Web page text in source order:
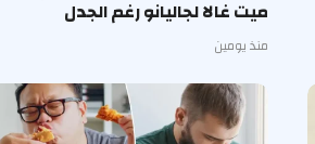
ميت غالا لجاليانو رغم الجدل
منذ يومين